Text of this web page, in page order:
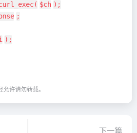
$ch );
;
);
许请勿转载。
下一篇